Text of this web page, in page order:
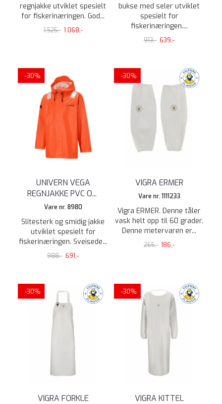
regnjakke utviklet spesielt
for fiskerinæringen. God...
1.525,- 1.068,-
bukse med seler utviklet
spesielt for
fiskerinæringen....
913,- 639,-
-30%
UNIVERN VEGA
REGNJAKKE PVC O...
Vare nr. 8980
Slitesterk og smidig jakke
utviklet spesielt for
fiskerinæringen. Sveisede...
988,- 691,-
-30%
VIGRA ERMER
Vare nr. 1111233
Vigra ERMER. Denne tåler
vask helt opp til 60 grader.
Denne metervaren er...
265,- 186,-
-30%
VIGRA FORKLE
-30%
VIGRA KITTEL